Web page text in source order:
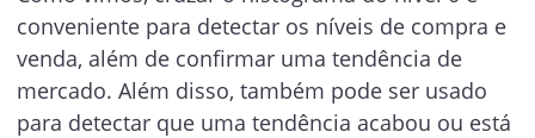
conveniente para detectar os níveis de compra e
venda, além de confirmar uma tendência de
mercado. Além disso, também pode ser usado
para detectar que uma tendência acabou ou está